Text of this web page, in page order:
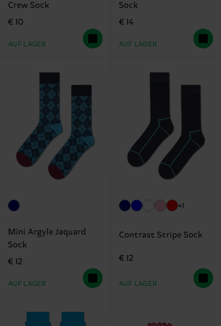
Crew Sock
€ 10
AUF LAGER
Sock
€ 14
AUF LAGER
Mini Argyle Jaquard
Sock
€ 12
AUF LAGER
+1
Contrast Stripe Sock
€ 12
AUF LAGER